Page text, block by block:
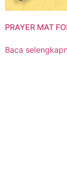
PRAYER MAT
Baca